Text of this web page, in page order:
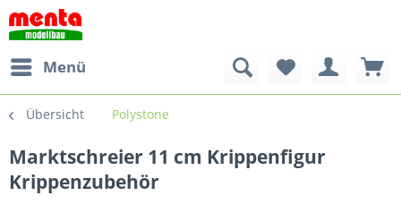
Menü
Übersicht Polystone
Marktschreier 11 cm Krippenfigur
Krippenzubehör